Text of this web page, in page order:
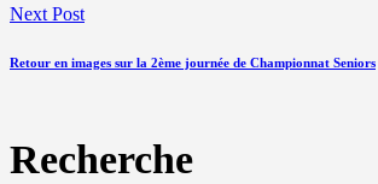
Next Post
Retour en images sur la 2ème journée de Championnat Seniors
Recherche